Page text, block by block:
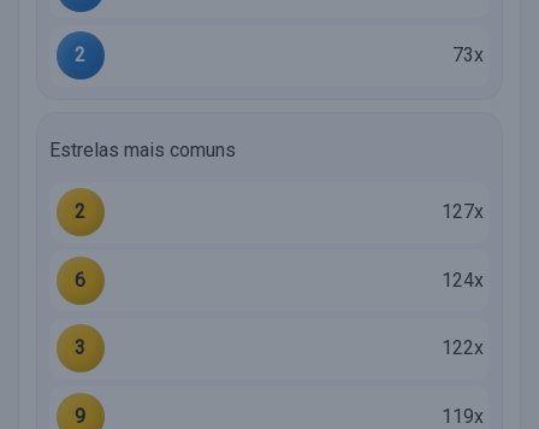
2 73x
Estrelas mais comuns
2 127x
6 124x
3 122x
9 119x